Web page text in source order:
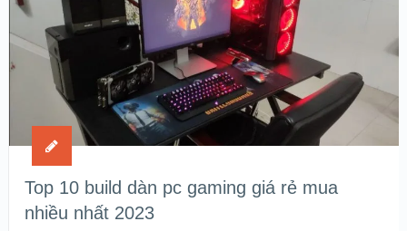
Top 10 build dàn pc gaming giá rẻ mua
nhiều nhất 2023